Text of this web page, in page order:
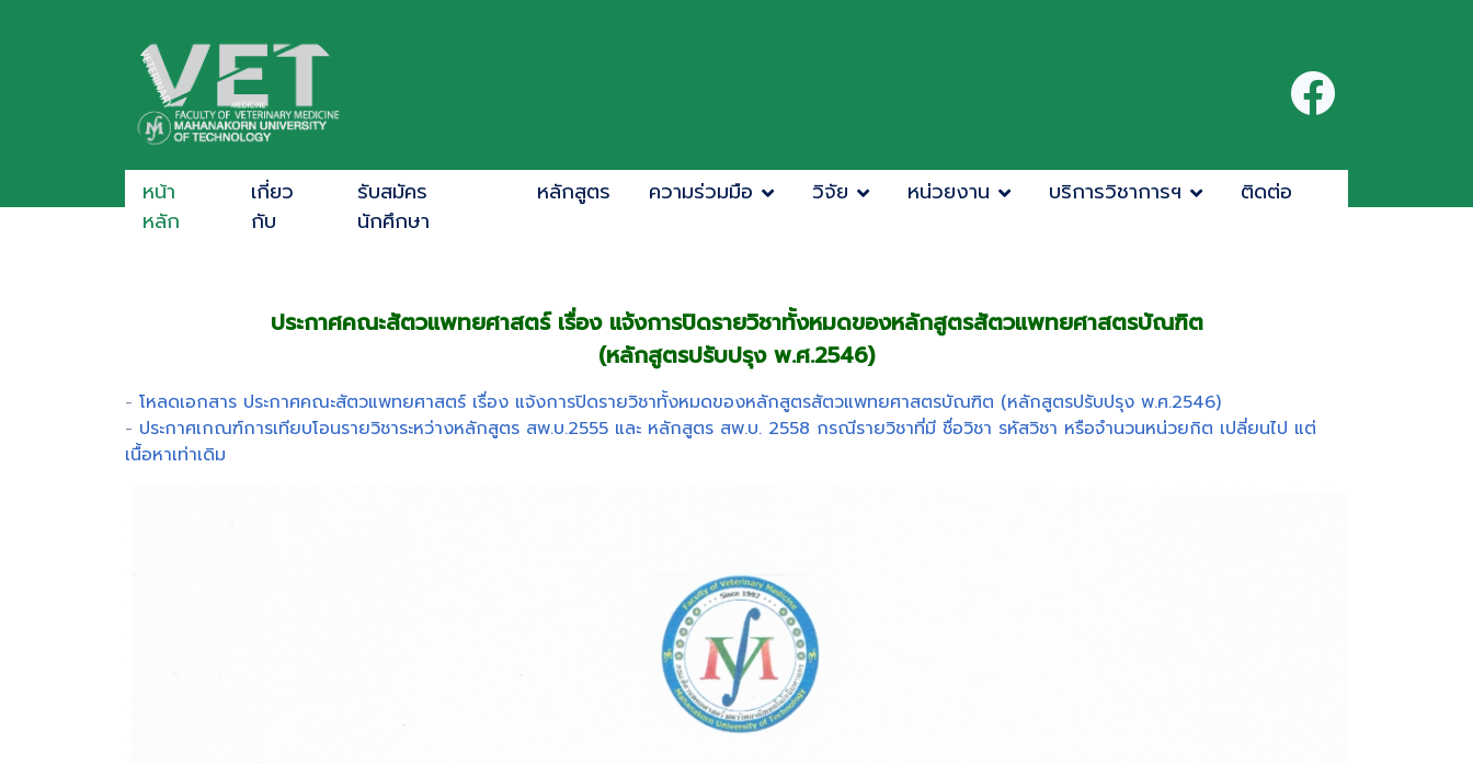
หน้า
หลัก
เกี่ยว
กับ
รับสมัคร
นักศึกษา
หลักสูตร ความร่วมมือ วิจัย หน่วยงาน บริการวิชาการฯ ติดต่อ
ประกาศคณะสัตวแพทยศาสตร์ เรื่อง แจ้งการปิดรายวิชาทั้งหมดของหลักสูตรสัตวแพทยศาสตรบัณฑิต
(หลักสูตรปรับปรุง พ.ศ.2546)
- โหลดเอกสาร ประกาศคณะสัตวแพทยศาสตร์ เรื่อง แจ้งการปิดรายวิชาทั้งหมดของหลักสูตรสัตวแพทยศาสตรบัณฑิต (หลักสูตรปรับปรุง พ.ศ.2546)
- ประกาศเกณฑ์การเทียบโอนรายวิชาระหว่างหลักสูตร สพ.บ.2555 และ หลักสูตร สพ.บ. 2558 กรณีรายวิชาที่มี ชื่อวิชา รหัสวิชา หรือจำนวนหน่วยกิต เปลี่ยนไป แต่
เนื้อหาเท่าเดิม